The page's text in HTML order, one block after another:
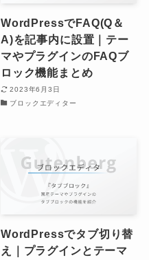
WordPressでFAQ(Q＆
A)を記事内に設置｜テー
マやプラグインのFAQブ
ロック機能まとめ
2023年6月3日
ブロックエディター
WordPressでタブ切り替
え｜プラグインとテーマ